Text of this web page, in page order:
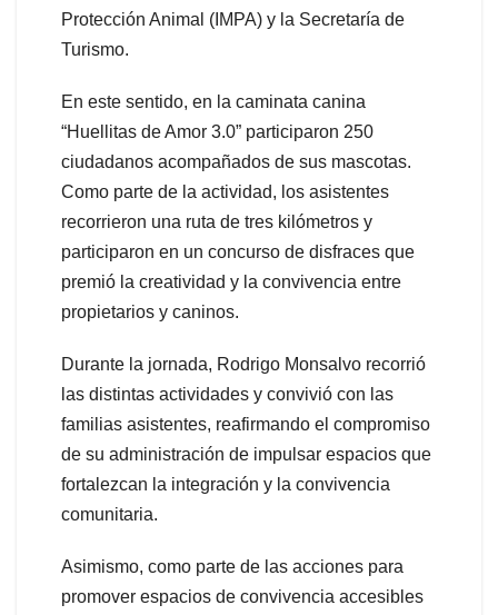
Protección Animal (IMPA) y la Secretaría de
Turismo.
En este sentido, en la caminata canina
“Huellitas de Amor 3.0” participaron 250
ciudadanos acompañados de sus mascotas.
Como parte de la actividad, los asistentes
recorrieron una ruta de tres kilómetros y
participaron en un concurso de disfraces que
premió la creatividad y la convivencia entre
propietarios y caninos.
Durante la jornada, Rodrigo Monsalvo recorrió
las distintas actividades y convivió con las
familias asistentes, reafirmando el compromiso
de su administración de impulsar espacios que
fortalezcan la integración y la convivencia
comunitaria.
Asimismo, como parte de las acciones para
promover espacios de convivencia accesibles